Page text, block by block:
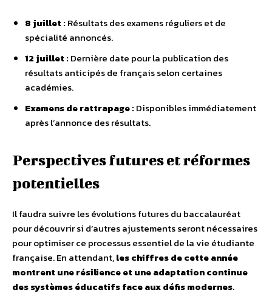
8 juillet :Résultats des examens réguliers et de
spécialité annoncés.
12 juillet :Dernière date pour la publication des
résultats anticipés de français selon certaines
académies.
Examens de rattrapage :Disponibles immédiatement
après l’annonce des résultats.
Perspectives futures et réformes
potentielles
Il faudra suivre les évolutions futures du baccalauréat
pour découvrir si d’autres ajustements seront nécessaires
pour optimiser ce processus essentiel de la vie étudiante
française. En attendant,les chiffres de cette année
montrent une résilience et une adaptation continue
des systèmes éducatifs face aux défis modernes.